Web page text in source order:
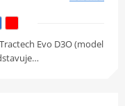
Evo D3O (model